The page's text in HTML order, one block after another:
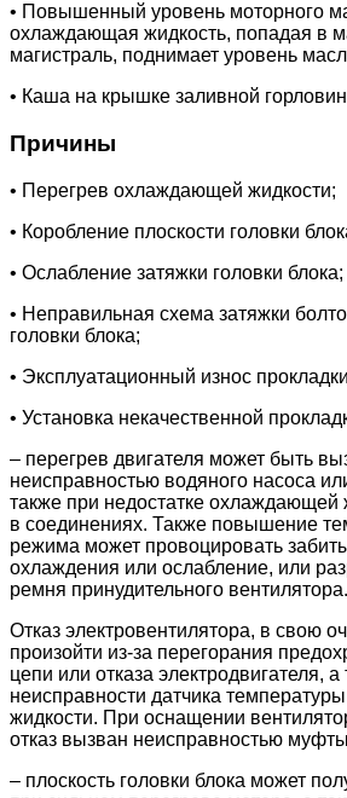
• Повышенный уровень моторного
охлаждающая жидкость, попадая в
магистраль, поднимает уровень
• Каша на крышке заливной
Причины
• Перегрев охлаждающей жидкости;
• Коробление плоскости головки
• Ослабление затяжки головки блока;
• Неправильная схема затяжки
головки блока;
• Эксплуатационный износ
• Установка некачественной
– перегрев двигателя может быть
неисправностью водяного насоса
также при недостатке охлаждающей
в соединениях. Также повышение
режима может провоцировать
охлаждения или ослабление, или
ремня принудительного вентилятора.
Отказ электровентилятора, в свою
произойти из-за перегорания
цепи или отказа электродвигателя, а
неисправности датчика
жидкости. При оснащении
отказ вызван неисправностью
– плоскость головки блока может